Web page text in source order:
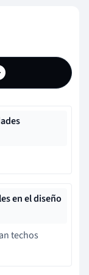
en el diseño
techos